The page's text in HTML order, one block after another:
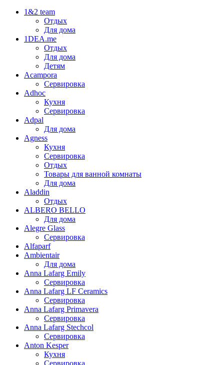
1&2 team
Отдых
Для дома
1DEA.me
Отдых
Для дома
Детям
Acampora
Сервировка
Adhoc
Кухня
Сервировка
Adpal
Для дома
Agness
Кухня
Сервировка
Отдых
Товары для ванной комнаты
Для дома
Aladdin
Отдых
ALBERO BELLO
Для дома
Alegre Glass
Сервировка
Alfaparf
Ambientair
Для дома
Anna Lafarg Emily
Сервировка
Anna Lafarg LF Ceramics
Сервировка
Anna Lafarg Primavera
Сервировка
Anna Lafarg Stechcol
Сервировка
Anton Kesper
Кухня